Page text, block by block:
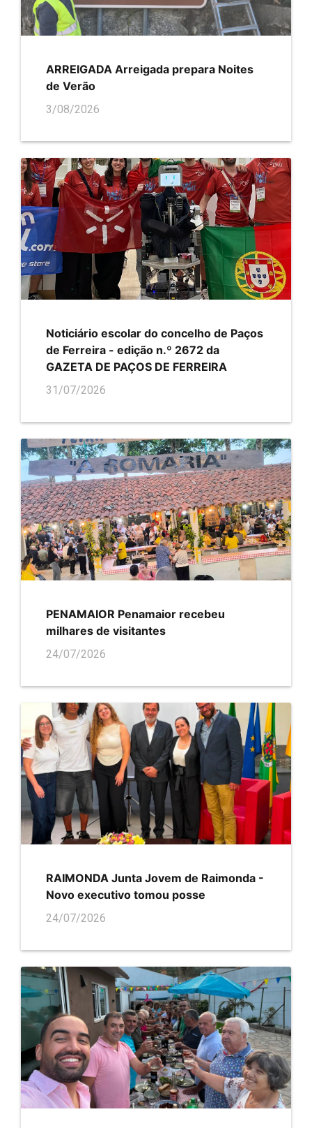
ARREIGADA Arreigada prepara Noites
de Verão
3/08/2026
Noticiário escolar do concelho de Paços
de Ferreira - edição n.º 2672 da
GAZETA DE PAÇOS DE FERREIRA
31/07/2026
PENAMAIOR Penamaior recebeu
milhares de visitantes
24/07/2026
RAIMONDA Junta Jovem de Raimonda -
Novo executivo tomou posse
24/07/2026